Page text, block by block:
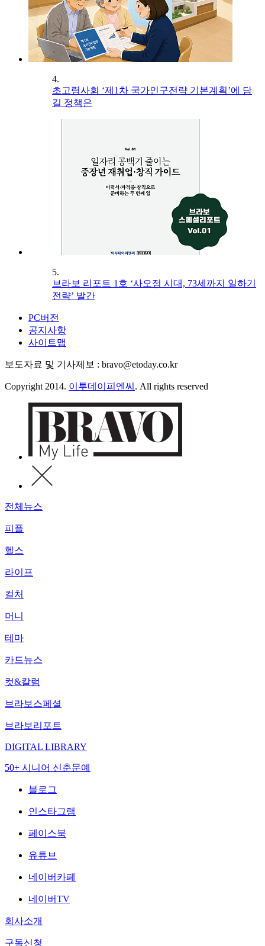
4.
초고령사회 ‘제1차 국가인구전략 기본계획’에 담
길 정책은
5.
브라보 리포트 1호 ‘사오정 시대, 73세까지 일하기
전략’ 발간
PC버전
공지사항
사이트맵
보도자료 및 기사제보 : bravo@etoday.co.kr
Copyright 2014. 이투데이피엔씨 . All rights reserved
전체뉴스
피플
헬스
라이프
컬처
머니
테마
카드뉴스
컷&칼럼
브라보스페셜
브라보리포트
DIGITAL LIBRARY
50+ 시니어 신춘문예
블로그
인스타그램
페이스북
유튜브
네이버카페
네이버TV
회사소개
구독신청